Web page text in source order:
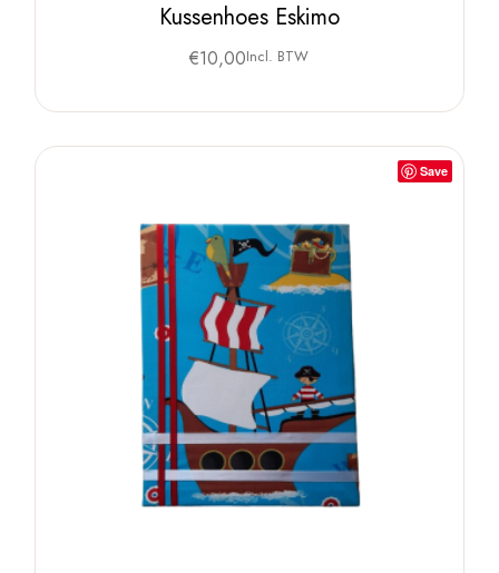
Kussenhoes Eskimo
€10,00Incl. BTW
Save